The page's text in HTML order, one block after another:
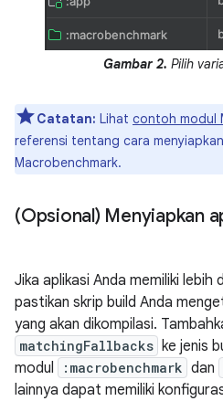
Gambar 2. Pilih
Catatan: Lihat contoh modul
referensi tentang cara
Macrobenchmark.
(Opsional) Menyiapkan
Jika aplikasi Anda memiliki
pastikan skrip build Anda
yang akan dikompilasi.
matchingFallbacks ke jenis
modul
:macrobenchmark dan
lainnya dapat memiliki